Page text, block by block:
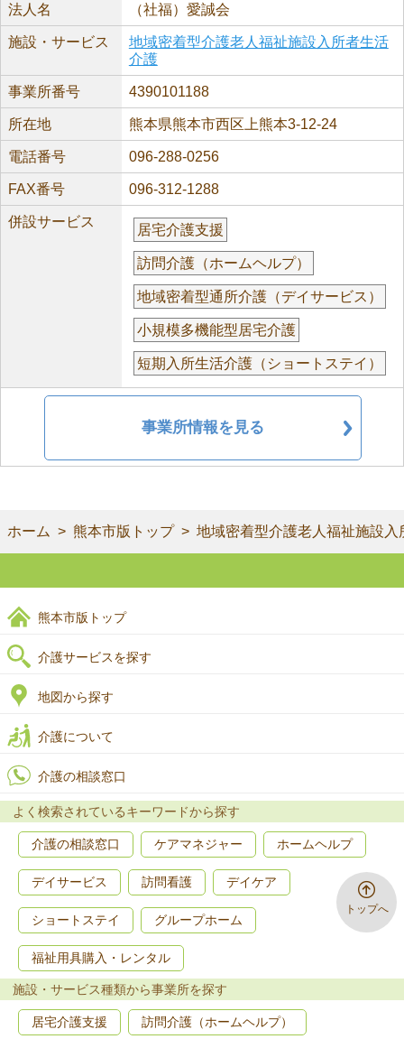
法人名 （社福）愛誠会
施設・サービス
地域密着型介護老人福祉施設入所者生活
介護
事業所番号 4390101188
所在地 熊本県熊本市西区上熊本3-12-24
電話番号 096-288-0256
FAX番号 096-312-1288
併設サービス
居宅介護支援
訪問介護（ホームヘルプ）
地域密着型通所介護（デイサービス）
小規模多機能型居宅介護
短期入所生活介護（ショートステイ）
事業所情報を見る
ホーム 熊本市版トップ 地域密着型介護老人福祉施設
トップへ
熊本市版トップ
介護サービスを探す
地図から探す
介護について
介護の相談窓口
よく検索されているキーワードから探す
介護の相談窓口 ケアマネジャー ホームヘルプ
デイサービス 訪問看護 デイケア
ショートステイ グループホーム
福祉用具購入・レンタル
施設・サービス種類から事業所を探す
居宅介護支援 訪問介護（ホームヘルプ）